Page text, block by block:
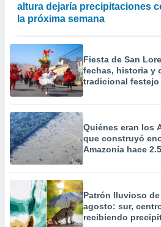
altura dejaría precipitaciones
la próxima semana
Fiesta de San
fechas, historia y
tradicional
Quiénes eran los
que construyó
Amazonía hace
Patrón lluvioso
agosto: sur,
recibiendo